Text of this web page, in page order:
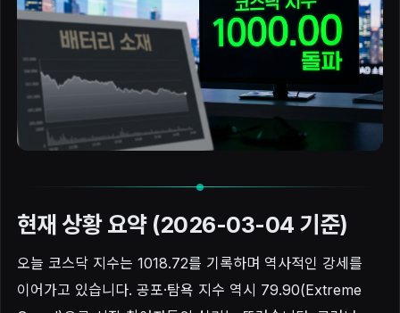
현재 상황 요약 (2026-03-04 기준)
오늘 코스닥 지수는 1018.72를 기록하며 역사적인 강세를
이어가고 있습니다. 공포·탐욕 지수 역시 79.90(Extreme